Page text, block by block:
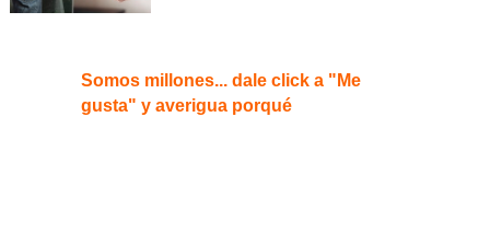
Somos millones... dale click a "Me
gusta" y averigua porqué